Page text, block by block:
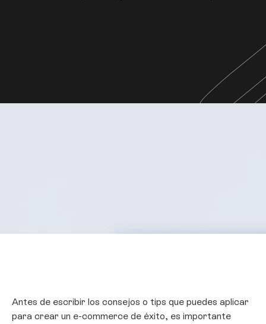
Antes de escribir los consejos o tips que puedes aplicar
para crear un e-commerce de éxito, es importante